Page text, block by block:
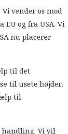
vender os mod
og fra USA. Vi
nu placerer
til det
til usete højder.
til
handling. Vi vil